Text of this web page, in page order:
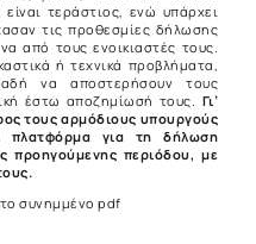
τεράστιος, ενώ υπάρχει
τις προθεσμίες δήλωσης
από τους ενοικιαστές τους.
ή τεχνικά προβλήματα,
να αποστερήσουν τους
έστω αποζημίωσή τους. Γι’
τους αρμόδιους υπουργούς
πλατφόρμα για τη δήλωση
περιόδου, με
συνημμένο pdf